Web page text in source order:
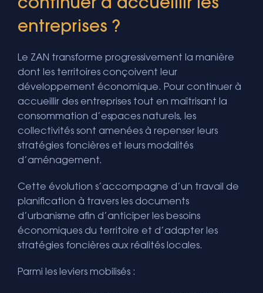
continuer à accueillir les
entreprises ?
Le ZAN transforme progressivement la manière
dont les territoires conçoivent leur
développement économique. Pour continuer à
accueillir des entreprises tout en maîtrisant la
consommation d’espaces naturels, les
collectivités sont amenées à repenser leurs
stratégies foncières et leurs modalités
d’aménagement.
Cette évolution s’accompagne d’un travail de
planification à travers les documents
d’urbanisme afin d’anticiper les besoins
économiques du territoire et d’adapter les
stratégies foncières aux réalités locales.
Parmi les leviers mobilisés :